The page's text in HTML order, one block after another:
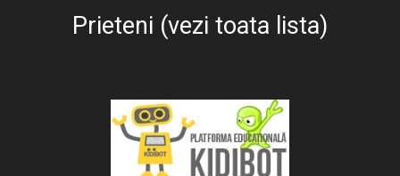
Prieteni (vezi toata lista)